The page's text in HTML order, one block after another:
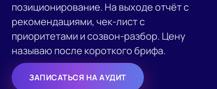
позиционирование. На выходе отчёт с
рекомендациями, чек-лист с
приоритетами и созвон-разбор. Цену
называю после короткого брифа.
ЗАПИСАТЬСЯ НА АУДИТ